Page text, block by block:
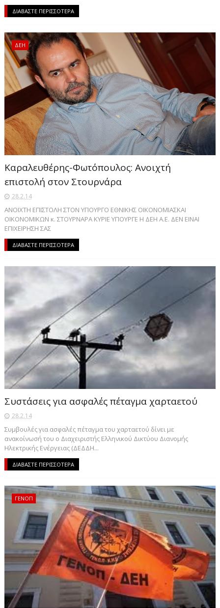
ΔΙΑΒΑΣΤΕ ΠΕΡΙΣΣΟΤΕΡΑ
ΔΕΗ
Καραλευθέρης-Φωτόπουλος: Ανοιχτή
επιστολή στον Στουρνάρα
28.2.14
ΑΝΟΙΧΤΗ ΕΠΙΣΤΟΛΗ ΣΤΟΝ ΥΠΟΥΡΓΟ ΕΘΝΙΚΗΣ ΟΙΚΟΝΟΜΙΑΣΚΑΙ
ΟΙΚΟΝΟΜΙΚΩΝ κ. ΣΤΟΥΡΝΑΡΑ ΚΥΡΙΕ ΥΠΟΥΡΓΕ Η ΔΕΗ Α.Ε. ΔΕΝ ΕΙΝΑΙ
ΕΠΙΧΕΙΡΗΣΗ ΣΑΣ
ΔΙΑΒΑΣΤΕ ΠΕΡΙΣΣΟΤΕΡΑ
Συστάσεις για ασφαλές πέταγμα χαρταετού
28.2.14
Συμβουλές για ασφαλές πέταγμα του χαρταετού δίνει με
ανακοίνωσή του ο Διαχειριστής Ελληνικού Δικτύου Διανομής
Ηλεκτρικής Ενέργειας (ΔΕΔΔΗ...
ΔΙΑΒΑΣΤΕ ΠΕΡΙΣΣΟΤΕΡΑ
ΓΕΝΟΠ